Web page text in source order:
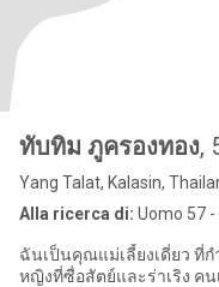
ทับทิม ภูครองทอง,
Yang Talat, Kalasin,
Alla ricerca di: Uomo 57 -
ฉันเป็นคุณแม่เลี้ยงเดี่ยว ที่
หญิงที่ซื่อสัตย์และร่าเริง คนเรียบง่าย ยิ้มง่าย ใจดี เ